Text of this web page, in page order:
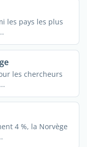
les pays les plus
les chercheurs
4 %, la Norvège